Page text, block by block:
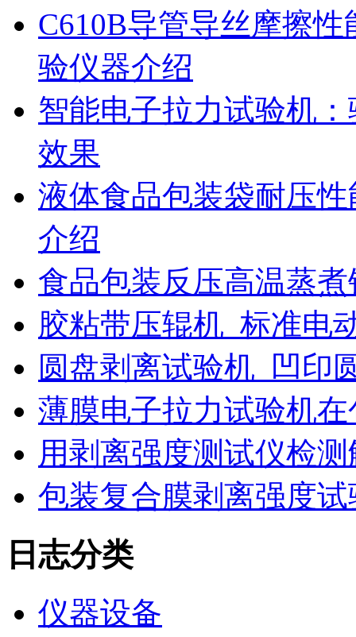
C610B导管导丝摩擦
验仪器介绍
智能电子拉力试验机
效果
液体食品包装袋耐压
介绍
食品包装反压高温蒸
胶粘带压辊机_标准电
圆盘剥离试验机_凹印
薄膜电子拉力试验机
用剥离强度测试仪检
包装复合膜剥离强度
日志分类
仪器设备